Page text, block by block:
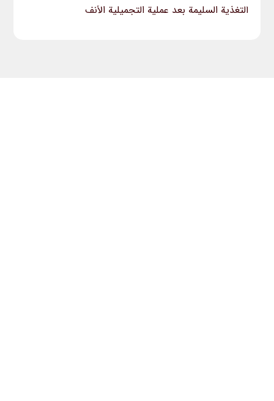
التغذية السليمة بعد عملية التجميلیة الأنف